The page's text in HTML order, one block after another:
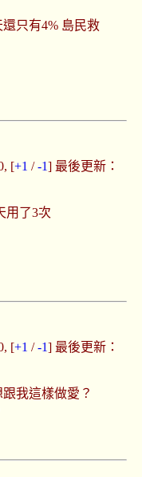
只有4% 島民救
[+1 /-1] 最後更新：
用了3次
[+1 /-1] 最後更新：
我這樣做愛？